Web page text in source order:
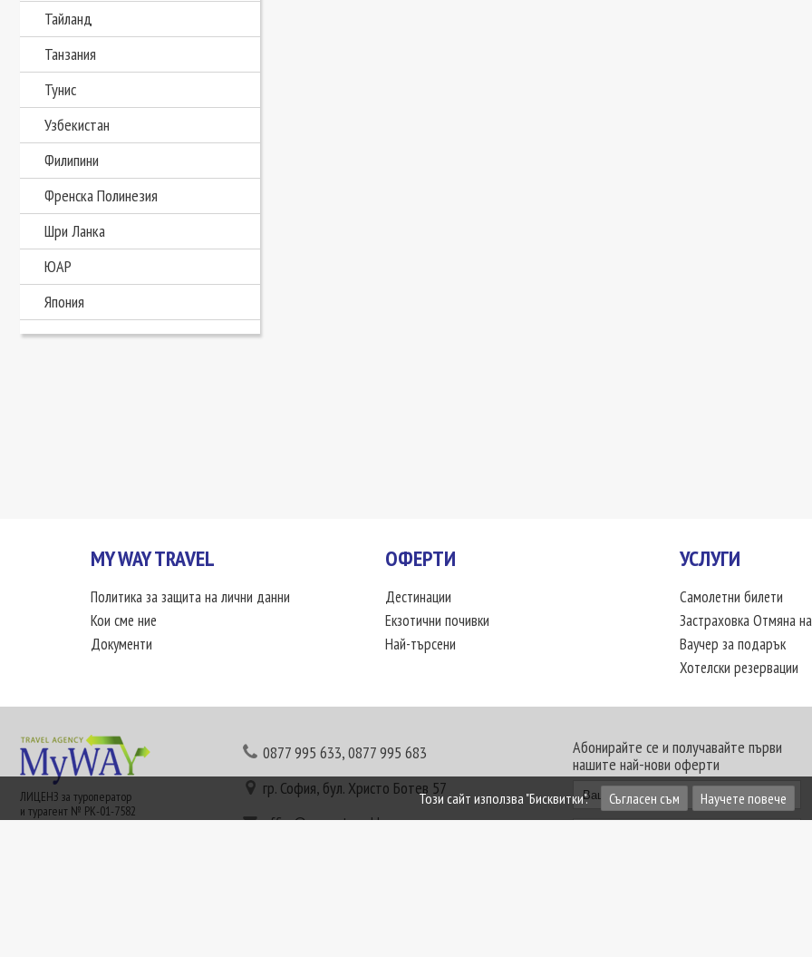
Тайланд
Танзания
Тунис
Узбекистан
Филипини
Френска Полинезия
Шри Ланка
ЮАР
Япония
MY WAY TRAVEL
Политика за защита на лични данни
Кои сме ние
Документи
ОФЕРТИ
Дестинации
Екзотични почивки
Най-търсени
УСЛУГИ
Самолетни билети
Застраховка Отмяна
Ваучер за подарък
Хотелски резервации
ЛИЦЕНЗ за туроператор
и турагент № РК-01-7582
0877 995 633,0877 995 683
гр. София, бул. Христо Ботев 57
office@mywaytravel.bg
Абонирайте се и получавайте първи
нашите най-нови оферти
Този сайт използва "Бисквитки". Съгласен съм Научете повече